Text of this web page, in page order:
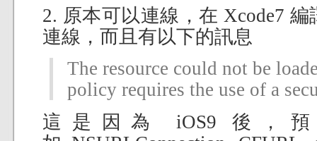
2. 原本可以連線，在 Xcode7
連線，而且有以下的訊息
The resource could not be
policy requires the use of a
這是因為 iOS9 後，